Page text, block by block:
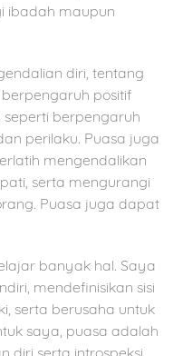
ibadah maupun
diri, tentang
positif
seperti berpengaruh
perilaku. Puasa juga
mengendalikan
serta mengurangi
Puasa juga dapat
banyak hal. Saya
mendefinisikan sisi
serta berusaha untuk
saya, puasa adalah
diri serta introspeksi